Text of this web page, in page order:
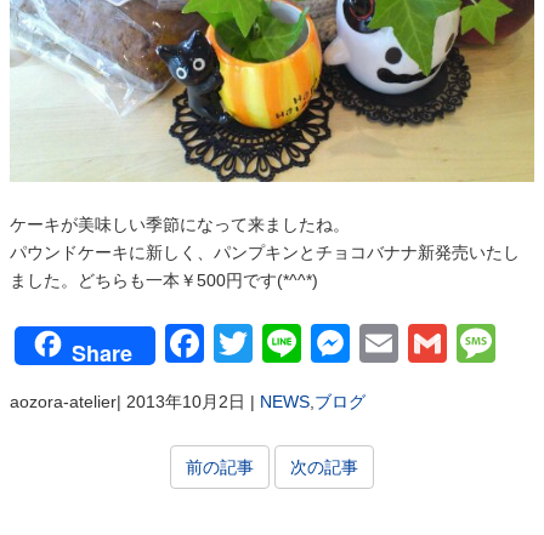
ケーキが美味しい季節になって来ましたね。
パウンドケーキに新しく、パンプキンとチョコバナナ新発売いたし
ました。どちらも一本￥500円です(*^^*)
Share Facebook
Twitter
LineMessenger
Email
aozora-atelier| 2013年10月2日 | NEWS ブログ
前の記事 次の記事